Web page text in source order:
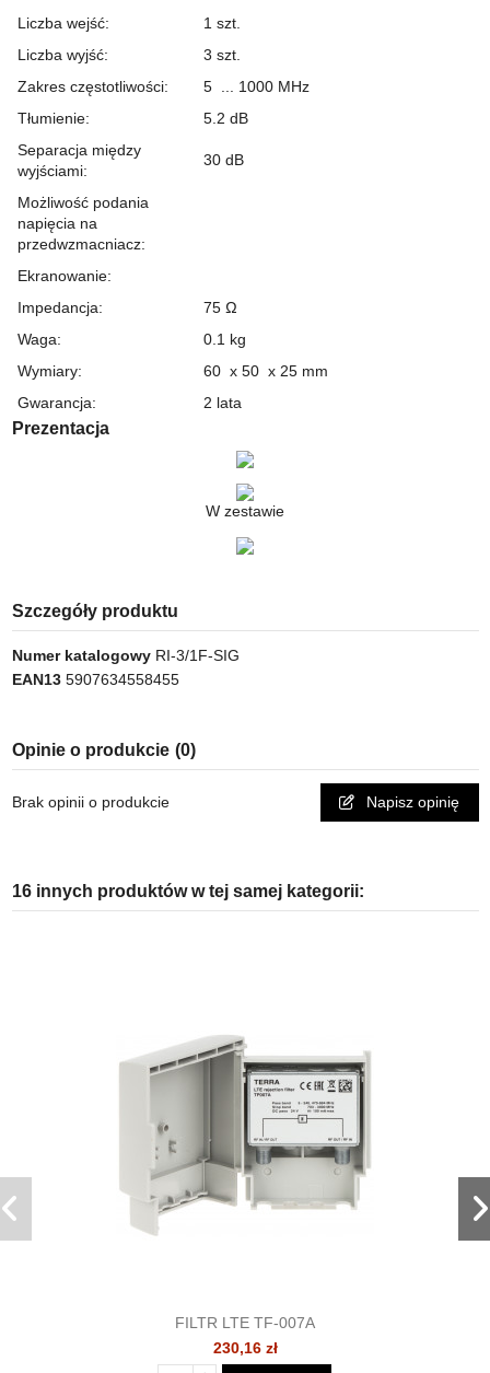
Liczba wejść:
1 szt.
Liczba wyjść:
3 szt.
Zakres częstotliwości:
5 ... 1000 MHz
Tłumienie: 5.2 dB
Separacja między
wyjściami:
30 dB
Możliwość podania
napięcia na
przedwzmacniacz:
Ekranowanie:
Impedancja:
75 Ω
Waga:
0.1 kg
Wymiary:
60 x 50 x 25 mm
Gwarancja: 2 lata
Prezentacja
W zestawie
Szczegóły produktu
Numer katalogowy RI-3/1F-SIG
EAN13 5907634558455
Opinie o produkcie (0)
Brak opinii o produkcie Napisz opinię
16 innych produktów w tej samej kategorii:
FILTR LTE TF-007A
230,16 zł